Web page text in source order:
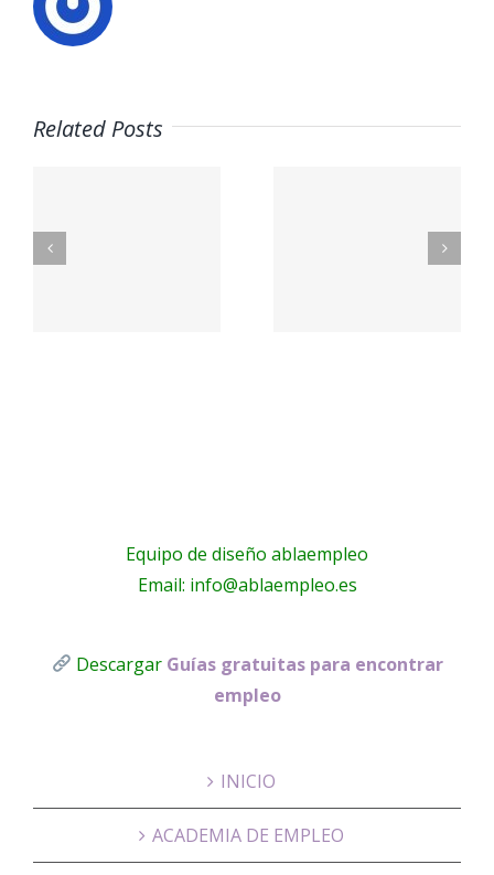
Related Posts
Contacto
– Aceites
Equipo de diseño ablaempleo
Email: info@ablaempleo.es
Descargar Guías gratuitas para encontrar
empleo
INICIO
ACADEMIA DE EMPLEO